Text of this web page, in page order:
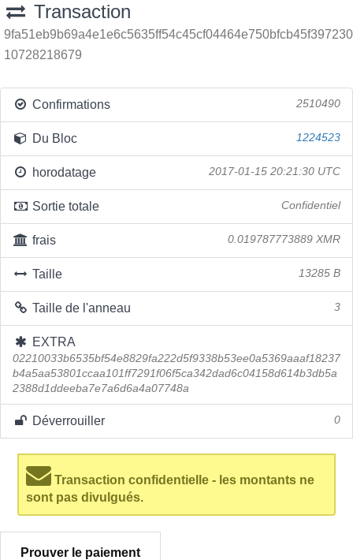
Transaction
9fa51eb9b69a4e1e6c5635ff54c45cf04464e750bfcb45f397230
10728218679
Confirmations 2510490
Du Bloc 1224523
horodatage 2017-01-15 20:21:30 UTC
Sortie totale Confidentiel
frais 0.019787773889 XMR
Taille 13285 B
Taille de l'anneau 3
EXTRA
02210033b6535bf54e8829fa222d5f9338b53ee0a5369aaaf18237
b4a5aa53801ccaa101ff7291f06f5ca342dad6c04158d614b3db5a
2388d1ddeeba7e7a6d6a4a07748a
Déverrouiller 0
Transaction confidentielle - les montants ne
sont pas divulgués.
Prouver le paiement